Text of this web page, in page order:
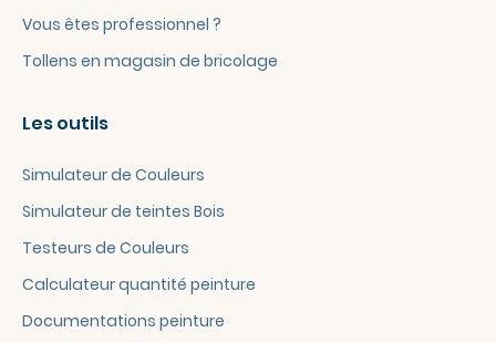
Vous êtes professionnel ?
Tollens en magasin de bricolage
Les outils
Simulateur de Couleurs
Simulateur de teintes Bois
Testeurs de Couleurs
Calculateur quantité peinture
Documentations peinture